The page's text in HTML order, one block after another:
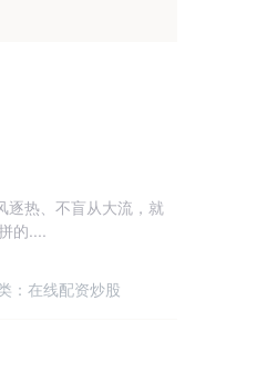
逐热、不盲从大流，就
的....
：在线配资炒股